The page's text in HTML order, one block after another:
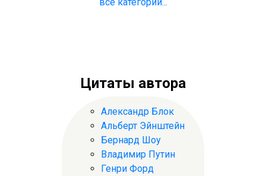
Цитаты автора
Александр Блок
Альберт Эйнштейн
Бернард Шоу
Владимир Путин
Генри Форд